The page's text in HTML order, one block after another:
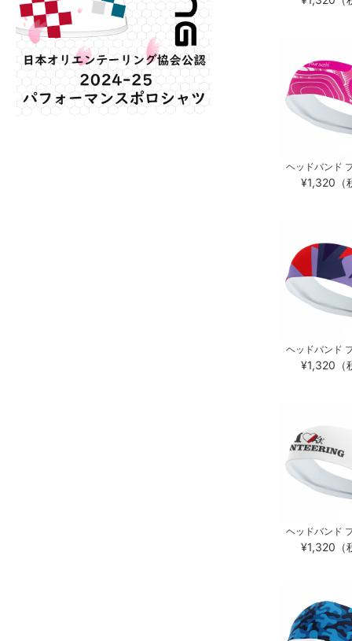
ヘッドバンド
¥1,320（
ヘッドバンド
¥1,320（
ヘッドバンド
¥1,320（